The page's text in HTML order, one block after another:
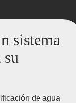
sistema
su
de agua